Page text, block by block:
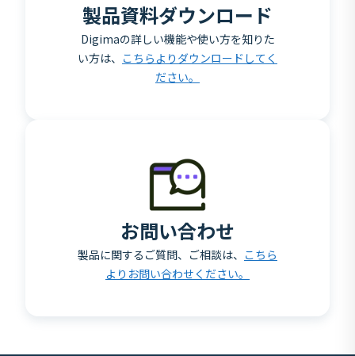
製品資料ダウンロード
Digimaの詳しい機能や使い方を知りた
い方は、 こちらよりダウンロードしてく
ださい。
お問い合わせ
製品に関するご質問、ご相談は、 こちら
よりお問い合わせください。